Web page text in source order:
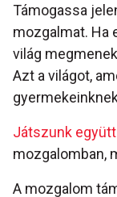
Támogassa
mozgalmat. Ha
világ
Azt a világot,
Játszunk
mozgalomban,
A mozgalom